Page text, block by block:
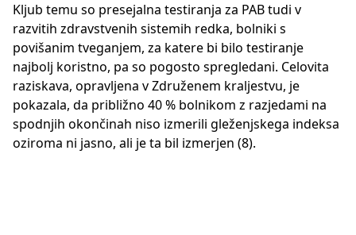
Kljub temu so presejalna testiranja za PAB tudi v
razvitih zdravstvenih sistemih redka, bolniki s
povišanim tveganjem, za katere bi bilo testiranje
najbolj koristno, pa so pogosto spregledani. Celovita
raziskava, opravljena v Združenem kraljestvu, je
pokazala, da približno 40 % bolnikom z razjedami na
spodnjih okončinah niso izmerili gleženjskega indeksa
oziroma ni jasno, ali je ta bil izmerjen (8).